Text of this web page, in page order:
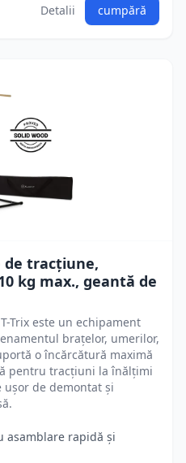
Detalii cumpără
de tracțiune,
kg max., geantă de
Trix este un echipament
brațelor, umerilor,
o încărcătură maximă
pentru tracțiuni la înălțimi
ușor de demontat și
asamblare rapidă și